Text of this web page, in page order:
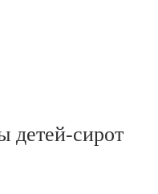
детей-сирот